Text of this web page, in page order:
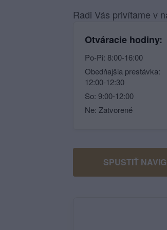
Radi Vás privítame v
Otváracie hodiny:
Po-Pi: 8:00-16:00
Obedňajšia prestávka:
12:00-12:30
So: 9:00-12:00
Ne: Zatvorené
SPUSTIŤ